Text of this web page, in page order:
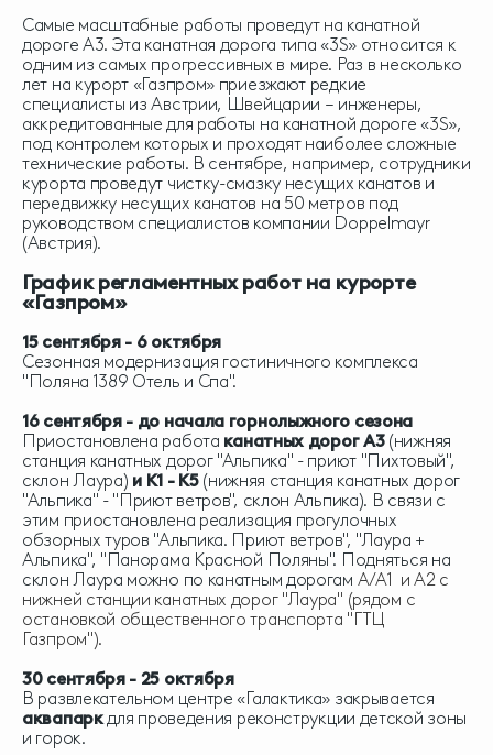
Самые масштабные работы проведут на канатной
дороге А3. Эта канатная дорога типа «3S» относится к
одним из самых прогрессивных в мире. Раз в несколько
лет на курорт «Газпром» приезжают редкие
специалисты из Австрии, Швейцарии – инженеры,
аккредитованные для работы на канатной дороге «3S»,
под контролем которых и проходят наиболее сложные
технические работы. В сентябре, например, сотрудники
курорта проведут чистку-смазку несущих канатов и
передвижку несущих канатов на 50 метров под
руководством специалистов компании Doppelmayr
(Австрия).
График регламентных работ на курорте
«Газпром»
15 сентября - 6 октября
Сезонная модернизация гостиничного комплекса
"Поляна 1389 Отель и Спа".
16 сентября - до начала горнолыжного сезона
Приостановлена работа канатных дорог А3 (нижняя
станция канатных дорог "Альпика" - приют "Пихтовый",
склон Лаура) и К1 - К5 (нижняя станция канатных дорог
"Альпика" - "Приют ветров", склон Альпика). В связи с
этим приостановлена реализация прогулочных
обзорных туров "Альпика. Приют ветров", "Лаура +
Альпика", "Панорама Красной Поляны". Подняться на
склон Лаура можно по канатным дорогам А/А1 и А2 с
нижней станции канатных дорог "Лаура" (рядом с
остановкой общественного транспорта "ГТЦ
Газпром").
30 сентября - 25 октября
В развлекательном центре «Галактика» закрывается
аквапаркдля проведения реконструкции детской зоны
и горок.